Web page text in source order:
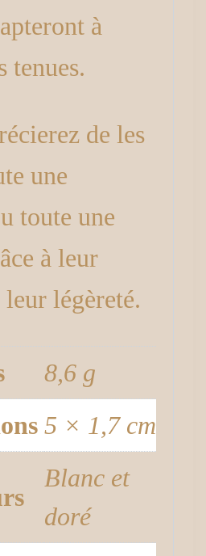
à
tenues.
de les
une
toute une
à leur
leur légèreté.
8,6 g
5 × 1,7 cm
Blanc et
doré